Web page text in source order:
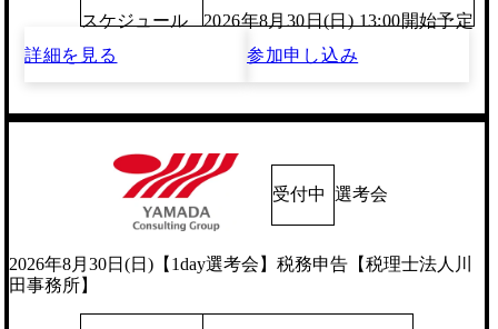
スケジュール
2026年8月30日(日) 13:00開始予定
詳細を見る
参加申し込み
受付中 選考会
2026年8月30日(日)【1day選考会】税務申告【税理士法人川
田事務所】